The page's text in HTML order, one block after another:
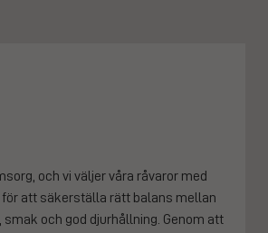
och vi väljer våra råvaror med
att säkerställa rätt balans mellan
och god djurhållning. Genom att